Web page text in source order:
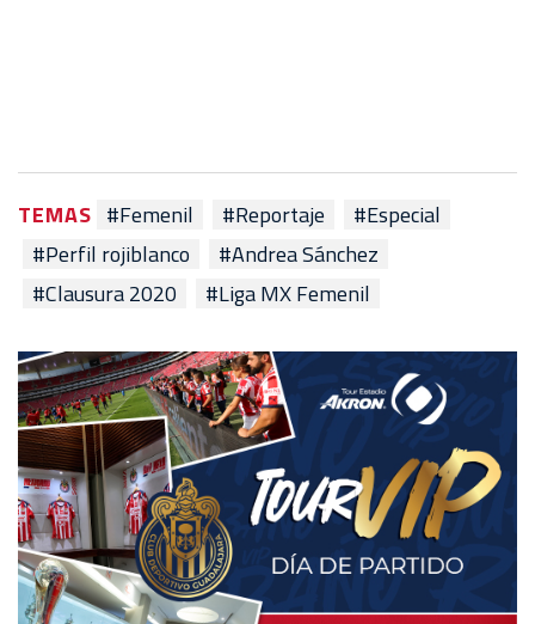
TEMAS #Femenil #Reportaje
#Especial
#Perfil rojiblanco
#Andrea Sánchez
#Clausura 2020
#Liga MX Femenil